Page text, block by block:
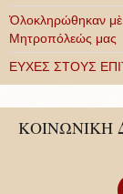
Ὁλοκληρώθηκαν μὲ
Μητροπόλεώς μας
ΕΥΧΕΣ ΣΤΟΥΣ
ΚΟΙΝΩΝΙΚΗ